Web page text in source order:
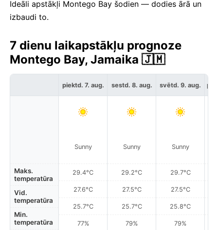
Ideāli apstākļi Montego Bay šodien — dodies ārā un
izbaudi to.
7 dienu laikapstākļu prognoze
Montego Bay, Jamaika 🇯🇲
Maks.
temperatūra
Vid.
temperatūra
Min.
temperatūra
piektd. 7. aug.
Sunny
29.4°C
27.6°C
25.7°C
77%
sestd. 8. aug.
Sunny
29.2°C
27.5°C
25.7°C
79%
svētd. 9. aug.
Sunny
29.7°C
27.5°C
25.8°C
79%